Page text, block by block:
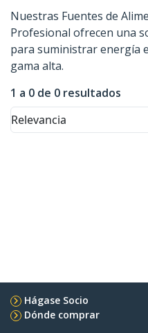
Nuestras Fuentes de
Profesional ofrecen una
para suministrar energía
gama alta.
1 a 0 de 0 resultados
Relevancia
Hágase Socio
Dónde comprar